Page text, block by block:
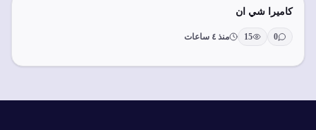
كاميرا شي ان
0
15 منذ ٤ ساعات